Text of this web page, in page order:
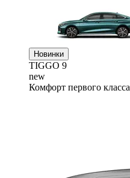
Новинки
TIGGO 9
new
Комфорт первого класса